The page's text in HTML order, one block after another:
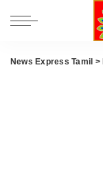
News Express Tamil >